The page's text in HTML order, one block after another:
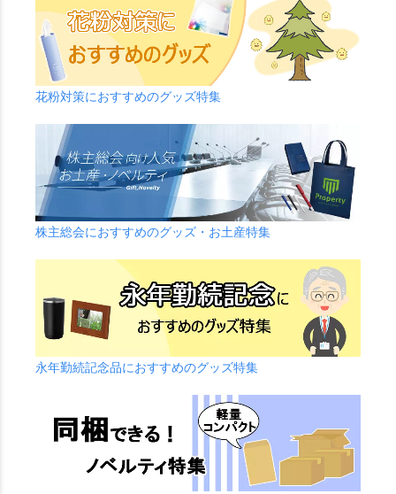
花粉対策におすすめのグッズ特集
株主総会におすすめのグッズ・お土産特集
永年勤続記念品におすすめのグッズ特集